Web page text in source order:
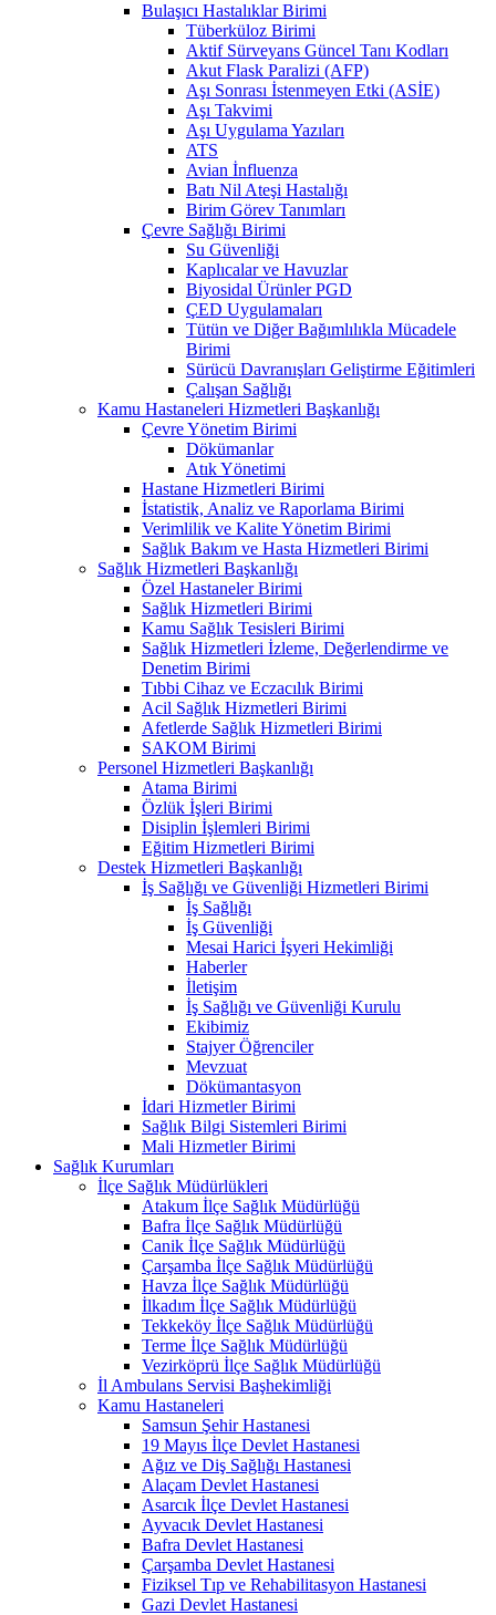
Bulaşıcı Hastalıklar Birimi
Tüberküloz Birimi
Aktif Sürveyans Güncel Tanı Kodları
Akut Flask Paralizi (AFP)
Aşı Sonrası İstenmeyen Etki (ASİE)
Aşı Takvimi
Aşı Uygulama Yazıları
ATS
Avian İnfluenza
Batı Nil Ateşi Hastalığı
Birim Görev Tanımları
Çevre Sağlığı Birimi
Su Güvenliği
Kaplıcalar ve Havuzlar
Biyosidal Ürünler PGD
ÇED Uygulamaları
Tütün ve Diğer Bağımlılıkla Mücadele
Birimi
Sürücü Davranışları Geliştirme Eğitimleri
Çalışan Sağlığı
Kamu Hastaneleri Hizmetleri Başkanlığı
Çevre Yönetim Birimi
Dökümanlar
Atık Yönetimi
Hastane Hizmetleri Birimi
İstatistik, Analiz ve Raporlama Birimi
Verimlilik ve Kalite Yönetim Birimi
Sağlık Bakım ve Hasta Hizmetleri Birimi
Sağlık Hizmetleri Başkanlığı
Özel Hastaneler Birimi
Sağlık Hizmetleri Birimi
Kamu Sağlık Tesisleri Birimi
Sağlık Hizmetleri İzleme, Değerlendirme ve
Denetim Birimi
Tıbbi Cihaz ve Eczacılık Birimi
Acil Sağlık Hizmetleri Birimi
Afetlerde Sağlık Hizmetleri Birimi
SAKOM Birimi
Personel Hizmetleri Başkanlığı
Atama Birimi
Özlük İşleri Birimi
Disiplin İşlemleri Birimi
Eğitim Hizmetleri Birimi
Destek Hizmetleri Başkanlığı
İş Sağlığı ve Güvenliği Hizmetleri Birimi
İş Sağlığı
İş Güvenliği
Mesai Harici İşyeri Hekimliği
Haberler
İletişim
İş Sağlığı ve Güvenliği Kurulu
Ekibimiz
Stajyer Öğrenciler
Mevzuat
Dökümantasyon
İdari Hizmetler Birimi
Sağlık Bilgi Sistemleri Birimi
Mali Hizmetler Birimi
Sağlık Kurumları
İlçe Sağlık Müdürlükleri
Atakum İlçe Sağlık Müdürlüğü
Bafra İlçe Sağlık Müdürlüğü
Canik İlçe Sağlık Müdürlüğü
Çarşamba İlçe Sağlık Müdürlüğü
Havza İlçe Sağlık Müdürlüğü
İlkadım İlçe Sağlık Müdürlüğü
Tekkeköy İlçe Sağlık Müdürlüğü
Terme İlçe Sağlık Müdürlüğü
Vezirköprü İlçe Sağlık Müdürlüğü
İl Ambulans Servisi Başhekimliği
Kamu Hastaneleri
Samsun Şehir Hastanesi
19 Mayıs İlçe Devlet Hastanesi
Ağız ve Diş Sağlığı Hastanesi
Alaçam Devlet Hastanesi
Asarcık İlçe Devlet Hastanesi
Ayvacık Devlet Hastanesi
Bafra Devlet Hastanesi
Çarşamba Devlet Hastanesi
Fiziksel Tıp ve Rehabilitasyon Hastanesi
Gazi Devlet Hastanesi